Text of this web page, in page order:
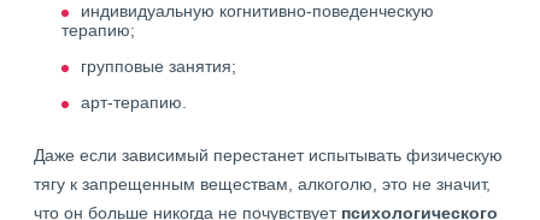
индивидуальную когнитивно-поведенческую
терапию;
групповые занятия;
арт-терапию.
Даже если зависимый перестанет испытывать физическую
тягу к запрещенным веществам, алкоголю, это не значит,
что он больше никогда не почувствует психологического